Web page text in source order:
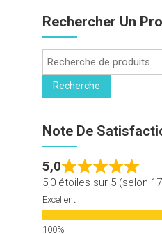
Rechercher Un
Recherche
pour :
Recherche
Note De
5,0
5,0 étoiles sur 5 (selon
Excellent